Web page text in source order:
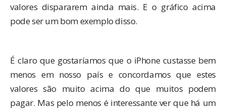
valores dispararem ainda mais. E o gráfico acima
pode ser um bom exemplo disso.
É claro que gostaríamos que o iPhone custasse bem
menos em nosso país e concordamos que estes
valores são muito acima do que muitos podem
pagar. Mas pelo menos é interessante ver que há um